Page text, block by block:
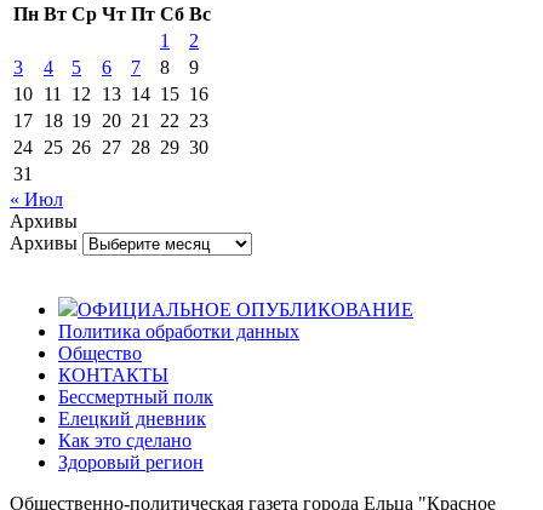
Пн Вт Ср Чт Пт Сб Вс
1
2
3
4 5 6 7 8
9
10 11 12 13 14 15 16
17 18 19 20 21 22 23
24 25 26 27 28 29 30
31
« Июл
Архивы
Архивы
ОФИЦИАЛЬНОЕ ОПУБЛИКОВАНИЕ
Политика обработки данных
Общество
КОНТАКТЫ
Бессмертный полк
Елецкий дневник
Как это сделано
Здоровый регион
Общественно-политическая газета города Ельца "Красное